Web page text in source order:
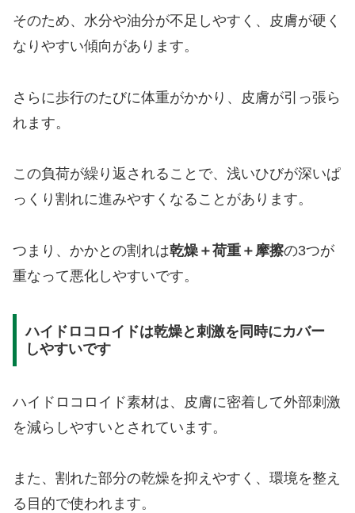
そのため、水分や油分が不足しやすく、皮膚が硬く
なりやすい傾向があります。
さらに歩行のたびに体重がかかり、皮膚が引っ張ら
れます。
この負荷が繰り返されることで、浅いひびが深いぱ
っくり割れに進みやすくなることがあります。
つまり、かかとの割れは乾燥＋荷重＋摩擦の3つが
重なって悪化しやすいです。
ハイドロコロイドは乾燥と刺激を同時にカバー
しやすいです
ハイドロコロイド素材は、皮膚に密着して外部刺激
を減らしやすいとされています。
また、割れた部分の乾燥を抑えやすく、環境を整え
る目的で使われます。